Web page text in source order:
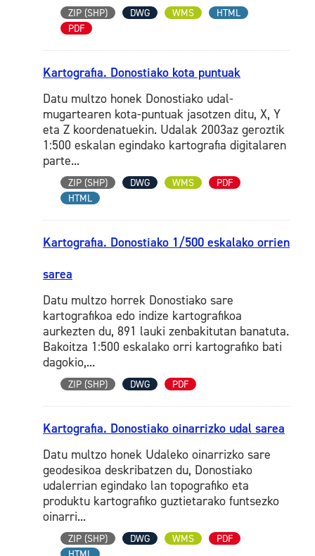
ZIP (SHP) DWG WMS
HTML
PDF
Kartografia. Donostiako kota puntuak
Datu multzo honek Donostiako udal-
mugartearen kota-puntuak jasotzen ditu, X, Y
eta Z koordenatuekin. Udalak 2003az geroztik
1:500 eskalan egindako kartografia digitalaren
parte...
ZIP (SHP) DWG WMS
PDF
HTML
Kartografia. Donostiako 1/500 eskalako orrien
sarea
Datu multzo horrek Donostiako sare
kartografikoa edo indize kartografikoa
aurkezten du, 891 lauki zenbakitutan banatuta.
Bakoitza 1:500 eskalako orri kartografiko bati
dagokio,...
ZIP (SHP) DWG PDF
Kartografia. Donostiako oinarrizko udal sarea
Datu multzo honek Udaleko oinarrizko sare
geodesikoa deskribatzen du, Donostiako
udalerrian egindako lan topografiko eta
produktu kartografiko guztietarako funtsezko
oinarri...
ZIP (SHP) DWG WMS
PDF